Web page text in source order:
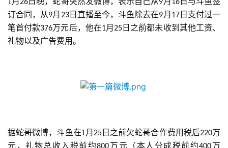
26 9 16
订合同，从9月 23日直播至今，斗鱼除去在9月 17日支付过一
笔首付款376万元后，他在1月 25 日之前都未收到其他工资、
礼物以及广告费用。
据蛇哥微博，斗鱼在1月 25日之前欠蛇哥合作费用税后220万
元，礼物总收入税前约
万元（本人分成税前约
万